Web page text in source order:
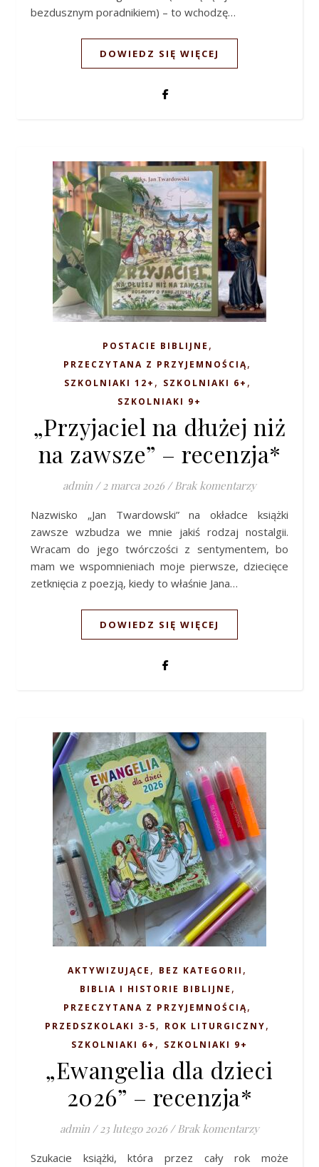
bezdusznym poradnikiem) – to wchodzę…
DOWIEDZ SIĘ WIĘCEJ
POSTACIE BIBLIJNE ,
PRZECZYTANA Z PRZYJEMNOŚCIĄ,
SZKOLNIAKI 12+ , SZKOLNIAKI 6+ ,
SZKOLNIAKI 9+
„Przyjaciel na dłużej niż
na zawsze” – recenzja*
admin / 2 marca 2026 / Brak komentarzy
Nazwisko „Jan Twardowski” na okładce książki
zawsze wzbudza we mnie jakiś rodzaj nostalgii.
Wracam do jego twórczości z sentymentem, bo
mam we wspomnieniach moje pierwsze, dziecięce
zetknięcia z poezją, kiedy to właśnie Jana…
DOWIEDZ SIĘ WIĘCEJ
AKTYWIZUJĄCE , BEZ KATEGORII ,
BIBLIA I HISTORIE BIBLIJNE ,
PRZECZYTANA Z PRZYJEMNOŚCIĄ,
PRZEDSZKOLAKI 3-5, ROK LITURGICZNY,
SZKOLNIAKI 6+ , SZKOLNIAKI 9+
„Ewangelia dla dzieci
2026” – recenzja*
admin / 23 lutego 2026 / Brak komentarzy
Szukacie książki, która przez cały rok może